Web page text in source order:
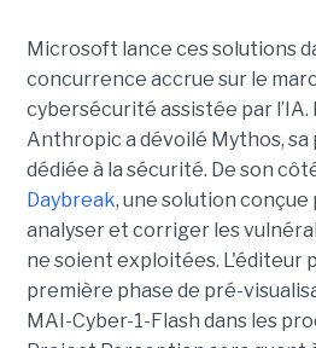
Microsoft lance ces solutions
concurrence accrue sur le
cybersécurité assistée par
Anthropic a dévoilé Mythos,
dédiée à la sécurité. De son
Daybreak, une solution
analyser et corriger les
ne soient exploitées. L'éditeur
première phase de pré-
MAI-Cyber-1-Flash dans les